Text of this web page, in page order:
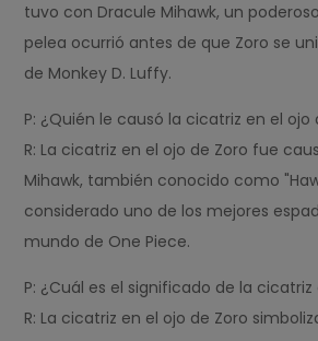
tuvo con Dracule Mihawk, un
pelea ocurrió antes de que Zoro se
de Monkey D. Luffy.
P: ¿Quién le causó la cicatriz en el ojo
R: La cicatriz en el ojo de Zoro fue
Mihawk, también conocido como
considerado uno de los mejores
mundo de One Piece.
P: ¿Cuál es el significado de la
R: La cicatriz en el ojo de Zoro